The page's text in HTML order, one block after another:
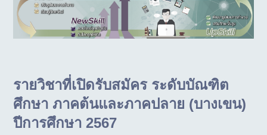
รายวิชาที่เปิดรับสมัคร ระดับบัณฑิต
ศึกษา ภาคต้นและภาคปลาย (บางเขน)
ปีการศึกษา 2567